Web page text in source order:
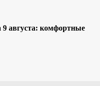
9 августа: комфортные